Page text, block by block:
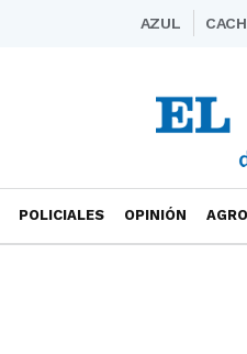
AZUL
POLICIALES OPINIÓN